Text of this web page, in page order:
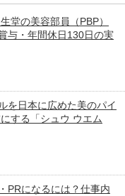
堂の美容部員（PBP）
与・年間休日130日の実
を日本に広めた美のパイ
する「シュウ ウエム
PRになるには？仕事内